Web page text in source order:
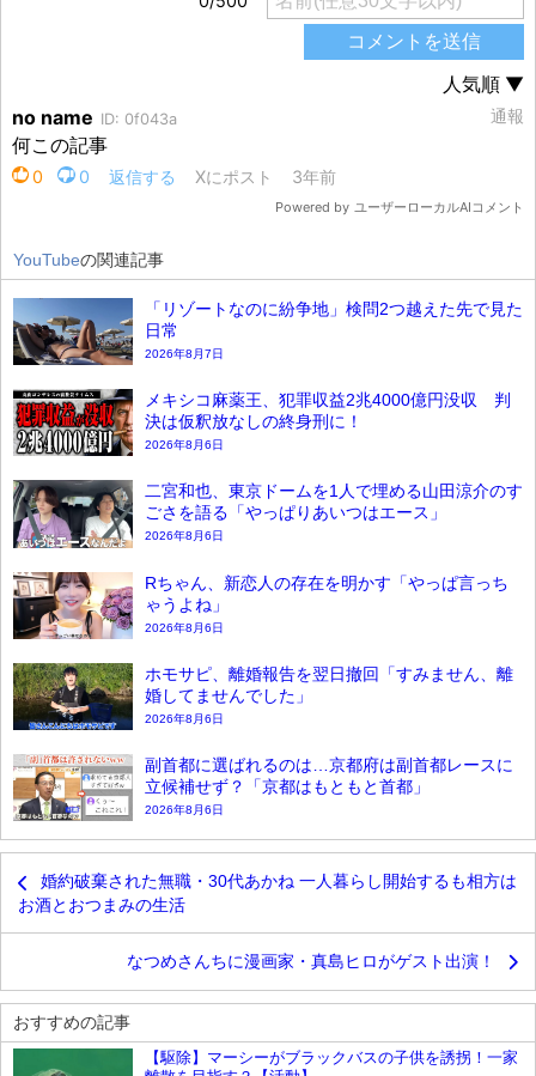
YouTubeの関連記事
「リゾートなのに紛争地」検問2つ越えた先で見た
日常
2026年8月7日
メキシコ麻薬王、犯罪収益2兆4000億円没収 判
決は仮釈放なしの終身刑に！
2026年8月6日
二宮和也、東京ドームを1人で埋める山田涼介のす
ごさを語る「やっぱりあいつはエース」
2026年8月6日
Rちゃん、新恋人の存在を明かす「やっぱ言っち
ゃうよね」
2026年8月6日
ホモサピ、離婚報告を翌日撤回「すみません、離
婚してませんでした」
2026年8月6日
副首都に選ばれるのは…京都府は副首都レースに
立候補せず？「京都はもともと首都」
2026年8月6日
婚約破棄された無職・30代あかね 一人暮らし開始するも相方は
お酒とおつまみの生活
なつめさんちに漫画家・真島ヒロがゲスト出演！
おすすめの記事
【駆除】マーシーがブラックバスの子供を誘拐！一家